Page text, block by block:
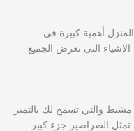
أهمية كبيرة فى
التى تعرض الجميع
والتي تسمح لك بالتميز
الصراصير جزء كبير